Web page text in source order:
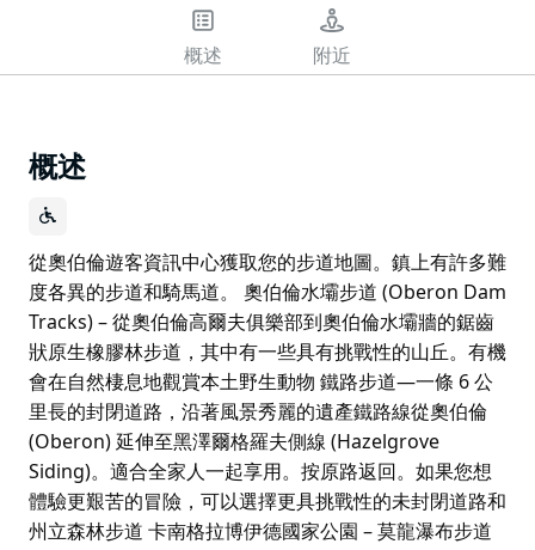
概述 附近
概述
從奧伯倫遊客資訊中心獲取您的步道地圖。鎮上有許多難
度各異的步道和騎馬道。 奧伯倫水壩步道 (Oberon Dam
Tracks) – 從奧伯倫高爾夫俱樂部到奧伯倫水壩牆的鋸齒
狀原生橡膠林步道，其中有一些具有挑戰性的山丘。有機
會在自然棲息地觀賞本土野生動物 鐵路步道—一條 6 公
里長的封閉道路，沿著風景秀麗的遺產鐵路線從奧伯倫
(Oberon) 延伸至黑澤爾格羅夫側線 (Hazelgrove
Siding)。適合全家人一起享用。按原路返回。如果您想
體驗更艱苦的冒險，可以選擇更具挑戰性的未封閉道路和
州立森林步道 卡南格拉博伊德國家公園 – 莫龍瀑布步道